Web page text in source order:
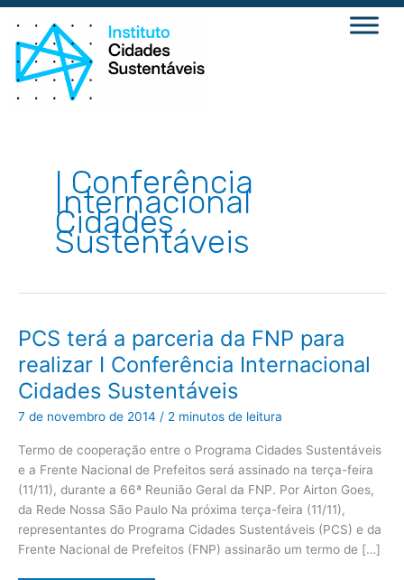
Ir
para
conteúdo
I Conferência
Internacional
Cidades
Sustentáveis
PCS terá a parceria da FNP para
realizar I Conferência Internacional
Cidades Sustentáveis
7 de novembro de 2014 / 2 minutos de leitura
Termo de cooperação entre o Programa Cidades Sustentáveis
e a Frente Nacional de Prefeitos será assinado na terça-feira
(11/11), durante a 66ª Reunião Geral da FNP. Por Airton Goes,
da Rede Nossa São Paulo Na próxima terça-feira (11/11),
representantes do Programa Cidades Sustentáveis (PCS) e da
Frente Nacional de Prefeitos (FNP) assinarão um termo de […]
PCS
terá
a
parceria
da
FNP
para
realizar
I
Internacional
Cidades
Sustentáveis